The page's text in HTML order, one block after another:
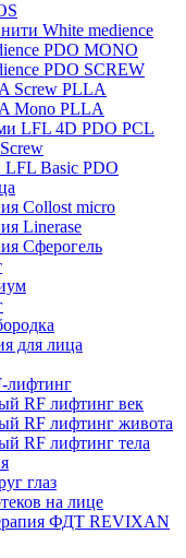
White medience
PDO MONO
PDO SCREW
Screw PLLA
Mono PLLA
LFL 4D PDO PCL
Basic PDO
Collost micro
Linerase
Сферогель
для лица
лифтинг
RF лифтинг век
RF лифтинг живота
RF лифтинг тела
глаз
на лице
ФДТ REVIXAN